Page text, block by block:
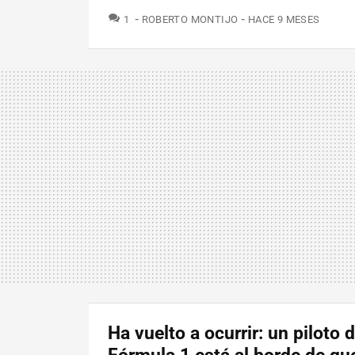
1 COMENTARIOS
ROBERTO MONTIJO HACE 9 MESES
Ha vuelto a ocurrir: un piloto